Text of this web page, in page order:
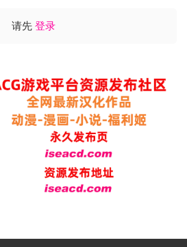
Ghz Quad Core CPU or faster
Memory
: 11
网连接
12 GB 可用空间
Card: DirectX® Compatible
the Dedicated Server and
same computer will double ram
Also future releases may require
space.
请先 登录